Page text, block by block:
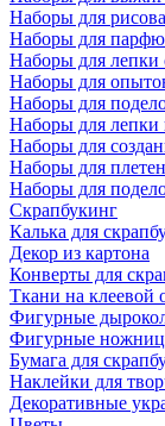
Наборы для
Наборы для
Наборы для лепки
Наборы для
Наборы для
Наборы для лепки
Наборы для
Наборы для
Наборы для
Скрапбукинг
Калька для
Декор из картона
Конверты для
Ткани на клеевой
Фигурные
Фигурные
Бумага для
Наклейки для
Декоративные